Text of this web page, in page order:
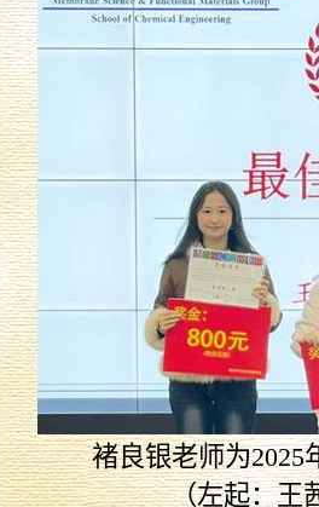
褚良银老师为2025
（左起：王